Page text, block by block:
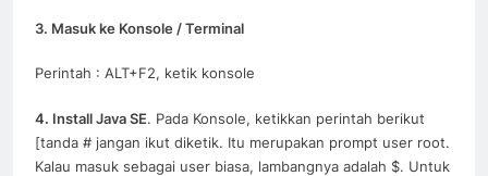
3. Masuk ke Konsole / Terminal
Perintah : ALT+F2, ketik konsole
4. Install Java SE. Pada Konsole, ketikkan perintah berikut
[tanda # jangan ikut diketik. Itu merupakan prompt user root.
Kalau masuk sebagai user biasa, lambangnya adalah $. Untuk